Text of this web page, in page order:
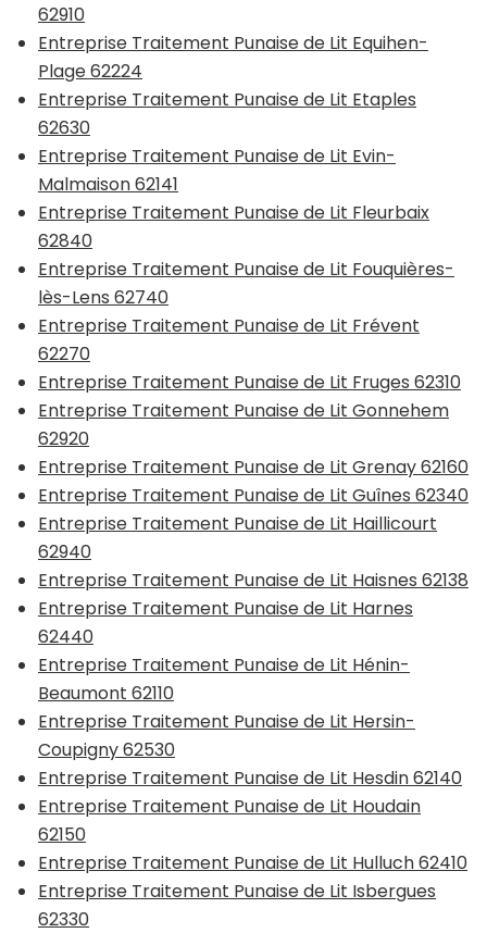
62910
Entreprise Traitement Punaise de Lit Equihen-
Plage 62224
Entreprise Traitement Punaise de Lit Etaples
62630
Entreprise Traitement Punaise de Lit Evin-
Malmaison 62141
Entreprise Traitement Punaise de Lit Fleurbaix
62840
Entreprise Traitement Punaise de Lit Fouquières-
lès-Lens 62740
Entreprise Traitement Punaise de Lit Frévent
62270
Entreprise Traitement Punaise de Lit Fruges 62310
Entreprise Traitement Punaise de Lit Gonnehem
62920
Entreprise Traitement Punaise de Lit Grenay 62160
Entreprise Traitement Punaise de Lit Guînes 62340
Entreprise Traitement Punaise de Lit Haillicourt
62940
Entreprise Traitement Punaise de Lit Haisnes 62138
Entreprise Traitement Punaise de Lit Harnes
62440
Entreprise Traitement Punaise de Lit Hénin-
Beaumont 62110
Entreprise Traitement Punaise de Lit Hersin-
Coupigny 62530
Entreprise Traitement Punaise de Lit Hesdin 62140
Entreprise Traitement Punaise de Lit Houdain
62150
Entreprise Traitement Punaise de Lit Hulluch 62410
Entreprise Traitement Punaise de Lit Isbergues
62330